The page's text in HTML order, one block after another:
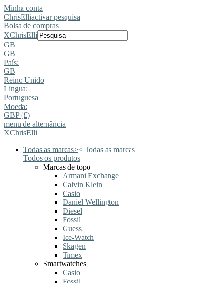
Minha conta
ChrisElliactivar pesquisa
Bolsa de compras
XChrisElli
GB
GB
País:
GB
Reino Unido
Língua:
Portuguesa
Moeda:
GBP (£)
menu de alternância
XChrisElli
Todas as marcas>< Todas as marcas
Todos os produtos
Marcas de topo
Armani Exchange
Calvin Klein
Casio
Daniel Wellington
Diesel
Fossil
Guess
Ice-Watch
Skagen
Timex
Smartwatches
Casio
Fossil